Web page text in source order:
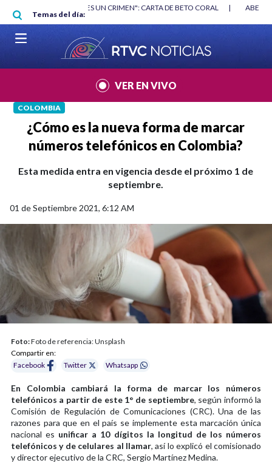
Pasar al contenido principal
Temas del día:
"HABLAR NO ES UN CRIMEN": CARTA DE BETO CORAL |
VER EN VIVO
COLOMBIA
¿Cómo es la nueva forma de marcar
números telefónicos en Colombia?
Esta medida entra en vigencia desde el próximo 1 de
septiembre.
01 de Septiembre 2021, 6:12 AM
Foto:Foto de referencia: Unsplash
Compartir en:
Facebook
Twitter Whatsapp
En Colombia cambiará la forma de marcar los números
telefónicos a partir de este 1° de septiembre, según informó la
Comisión de Regulación de Comunicaciones (CRC). Una de las
razones para que en el país se implemente esta marcación única
nacional es unificar a 10 dígitos la longitud de los números
telefónicos y de celulares al llamar, así lo explicó el comisionado
y director ejecutivo de la CRC, Sergio Martínez Medina.